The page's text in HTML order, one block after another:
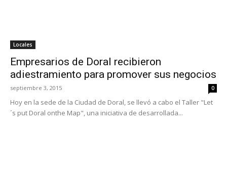
Locales
Empresarios de Doral recibieron
adiestramiento para promover sus negocios
septiembre 3, 2015 0
Hoy en la sede de la Ciudad de Doral, se llevó a cabo el Taller "Let
´s put Doral onthe Map", una iniciativa de desarrollada...